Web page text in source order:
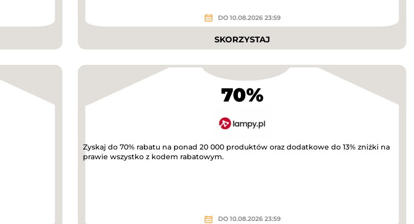
DO 10.08.2026 23:59
SKORZYSTAJ
70%
Zyskaj do 70% rabatu na ponad 20 000 produktów oraz dodatkowe do 13% zniżki na
prawie wszystko z kodem rabatowym.
DO 10.08.2026 23:59